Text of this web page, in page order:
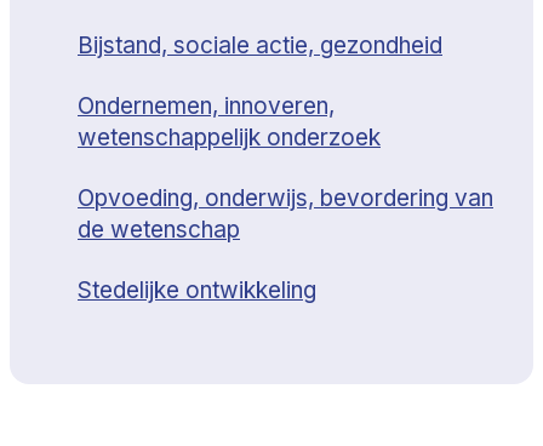
Bijstand, sociale actie, gezondheid
Ondernemen, innoveren,
wetenschappelijk onderzoek
Opvoeding, onderwijs, bevordering van
de wetenschap
Stedelijke ontwikkeling